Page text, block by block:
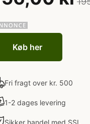
Køb her
Fri fragt over kr. 500
1-2 dages levering
Sikker handel med SSL